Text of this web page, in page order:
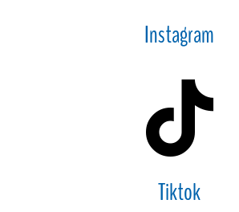
Instagram

Tiktok